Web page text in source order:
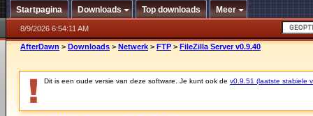
Startpagina Downloads Top downloads Meer
8/9/2026 6:54:11 AM
AfterDawn > Downloads > Netwerk > FTP > FileZilla Server v0.9.40
Dit is een oude versie van deze software. Je kunt ook de v0.9.51 (laatste stabiele